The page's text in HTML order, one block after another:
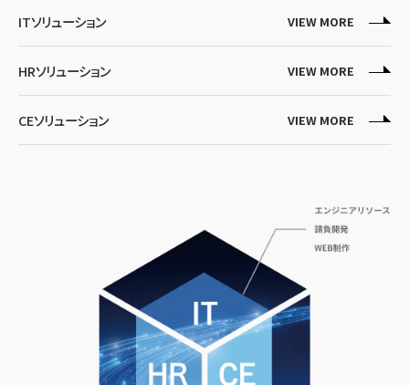
ITソリューション VIEW MORE
HRソリューション VIEW MORE
CEソリューション VIEW MORE